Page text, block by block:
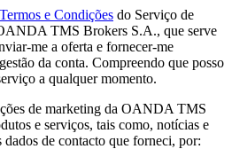
Termos e Condições do Serviço de
TMS Brokers S.A., que serve
me a oferta e fornecer-me
da conta. Compreendo que posso
a qualquer momento.
de marketing da OANDA TMS
e serviços, tais como, notícias e
dados de contacto que forneci, por: